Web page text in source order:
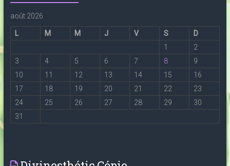
août 2026
L M M J V S
D
1
2
3
4 5 6 7 8
9
10
11 12 13 14 15
16
17
18 19 20 21 22
23
24
25 26 27 28 29
30
31